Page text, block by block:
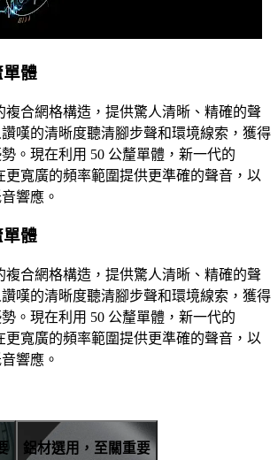
單體
複合網格構造，提供驚人清晰、精確的聲
嘆的清晰度聽清腳步聲和環境線索，獲得
。現在利用 50 公釐單體，新一代的
更寬廣的頻率範圍提供更準確的聲音，以
響應。
單體
複合網格構造，提供驚人清晰、精確的聲
嘆的清晰度聽清腳步聲和環境線索，獲得
。現在利用 50 公釐單體，新一代的
更寬廣的頻率範圍提供更準確的聲音，以
響應。
鋁材選用，至關重要